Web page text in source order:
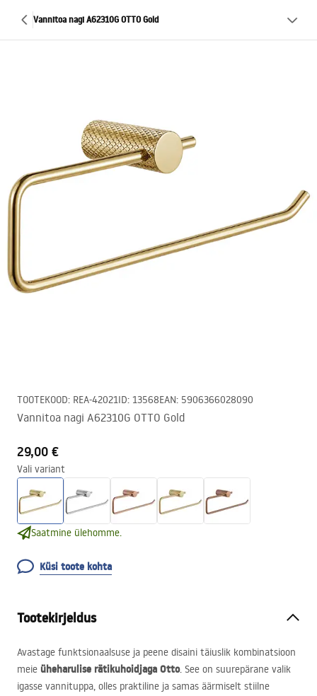
Vannitoa nagi A62310G OTTO Gold
TOOTEKOOD: REA-42021ID: 13568EAN: 5906366028090
Vannitoa nagi A62310G OTTO Gold
29,00 €
Vali variant
Saatmine ülehomme.
Küsi toote kohta
Tootekirjeldus
Avastage funktsionaalsuse ja peene disaini täiuslik kombinatsioon
meie üheharulise rätikuhoidjaga Otto. See on suurepärane valik
igasse vannituppa, olles praktiline ja samas äärmiselt stiilne